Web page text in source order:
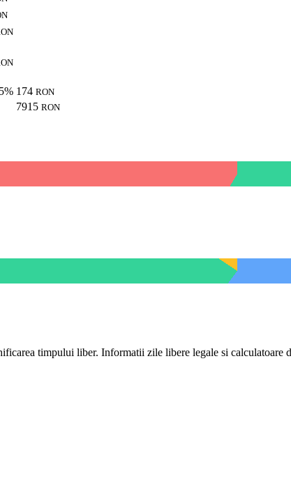
174 RON
7915 RON
timpului liber. Informatii zile libere legale si calculatoare